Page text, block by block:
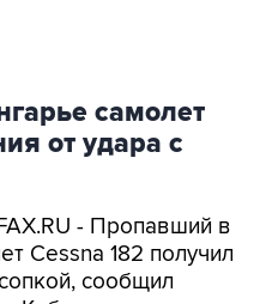
самолет
от удара с
- Пропавший в
Cessna 182 получил
сообщил